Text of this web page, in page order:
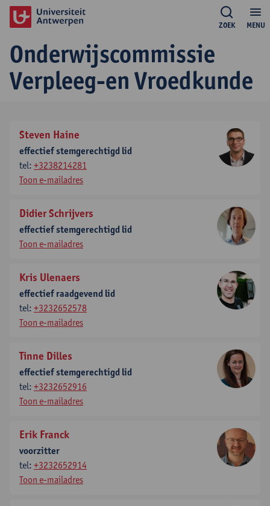
MENU
ZOEK
Onderwijscommissie
Verpleeg-en Vroedkunde
Steven Haine
effectief stemgerechtigd lid
tel: +3238214281
Toon e-mailadres
Didier Schrijvers
effectief stemgerechtigd lid
Toon e-mailadres
Kris Ulenaers
effectief raadgevend lid
tel: +3232652578
Toon e-mailadres
Tinne Dilles
effectief stemgerechtigd lid
tel: +3232652916
Toon e-mailadres
Erik Franck
voorzitter
tel: +3232652914
Toon e-mailadres